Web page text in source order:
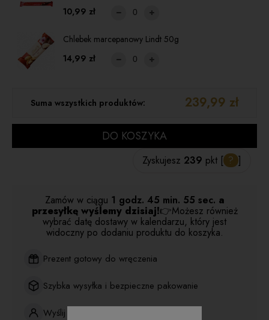
Chlebek marcepanowy Lindt 50g
14,99 zł
10,99 zł
Suma wszystkich produktów: 239,99 zł
DO KOSZYKA
Zyskujesz 239 pkt [ ? ]
Zamów w ciągu 1 godz. 45 min. 55 sec. a
przesyłkę wyślemy dzisiaj!👉Możesz również
wybrać datę dostawy w kalendarzu, który jest
widoczny po dodaniu produktu do koszyka.
Prezent gotowy do wręczenia
Szybka wysyłka i bezpieczne pakowanie
Wyślij bezpośrednio do odbiorcy